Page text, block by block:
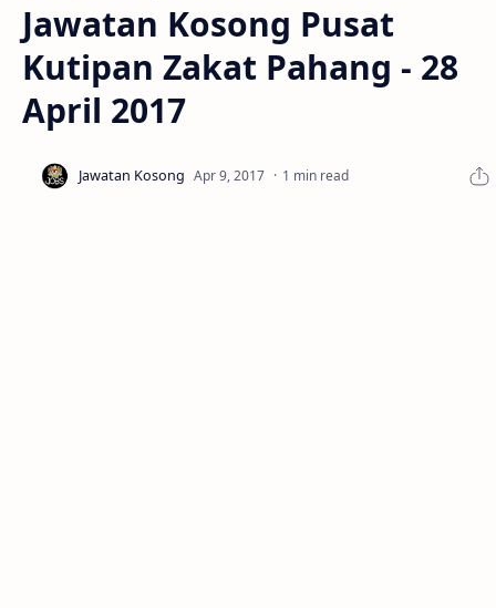
Jawatan Kosong Pusat
Kutipan Zakat Pahang - 28
April 2017
1 min read